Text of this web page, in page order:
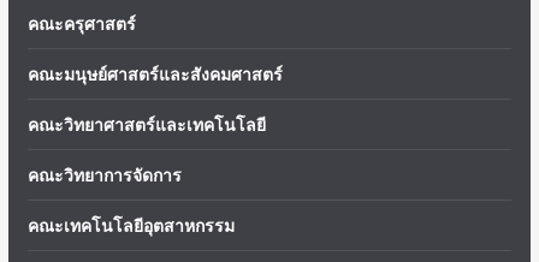
คณะครุศาสตร์
คณะมนุษย์ศาสตร์และสังคมศาสตร์
คณะวิทยาศาสตร์และเทคโนโลยี
คณะวิทยาการจัดการ
คณะเทคโนโลยีอุตสาหกรรม